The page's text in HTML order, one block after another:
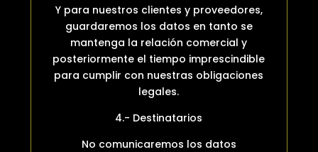
Y para nuestros clientes y proveedores,
guardaremos los datos en tanto se
mantenga la relación comercial y
posteriormente el tiempo imprescindible
para cumplir con nuestras obligaciones
legales.
4.- Destinatarios
No comunicaremos los datos